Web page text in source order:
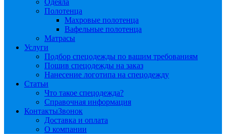
Одеяла
Полотенца
Махровые полотенца
Вафельные полотенца
Матрасы
Услуги
Подбор спецодежды по вашим требованиям
Пошив спецодежды на заказ
Нанесение логотипа на спецодежду
Статьи
Что такое спецодежда?
Справочная информация
КонтактыЗвонок
Доставка и оплата
О компании